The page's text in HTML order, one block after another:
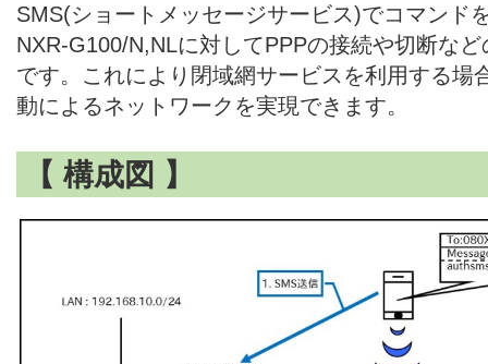
SMS(ショートメッセージサービス)でコマンド
NXR-G100/N,NLに対してPPPの接続や切断な
です。これにより閉域網サービスを利用する場
動によるネットワークを実現できます。
【 構成図 】